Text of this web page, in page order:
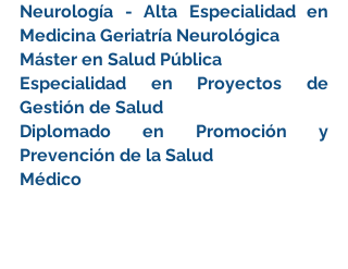
Neurología - Alta Especialidad en
Medicina Geriatría Neurológica
Máster en Salud Pública
Especialidad en Proyectos de
Gestión de Salud
Diplomado en Promoción y
Prevención de la Salud
Médico